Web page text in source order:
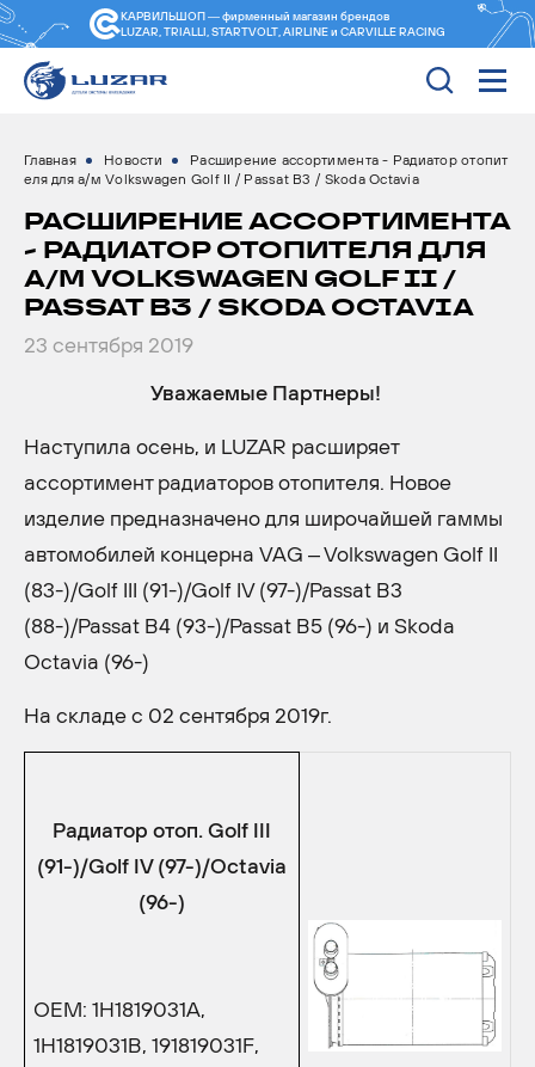
КАРВИЛЬШОП — фирменный магазин брендов
LUZAR, TRIALLI, STARTVOLT, AIRLINE и CARVILLE RACING
Главная Новости
Расширение ассортимента - Радиатор отопит
еля для а/м Volkswagen Golf II / Passat B3 / Skoda Octavia
РАСШИРЕНИЕ АССОРТИМЕНТА
- РАДИАТОР ОТОПИТЕЛЯ ДЛЯ
А/М VOLKSWAGEN GOLF II /
PASSAT B3 / SKODA OCTAVIA
23 сентября 2019
Уважаемые Партнеры!
Наступила осень, и LUZAR расширяет
ассортимент радиаторов отопителя. Новое
изделие предназначено для широчайшей гаммы
автомобилей концерна VAG – Volkswagen Golf II
(83-)/Golf III (91-)/Golf IV (97-)/Passat B3
(88-)/Passat B4 (93-)/Passat B5 (96-) и Skoda
Octavia (96-)
На складе с 02 сентября 2019г.
Радиатор отоп. Golf III
(91-)/Golf IV (97-)/Octavia
(96-)
OEM: 1H1819031A,
1H1819031B, 191819031F,